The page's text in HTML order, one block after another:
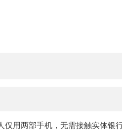
用两部手机，无需接触实体银